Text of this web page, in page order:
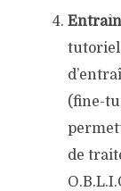
tutoriel
(fine-
de